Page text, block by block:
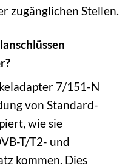
zugänglichen Stellen.
7/151-N
von Standard-
wie sie
T/T2- und
kommen. Dies